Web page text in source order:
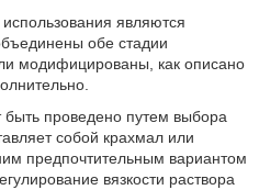
являются
обе стадии
модифицированы, как описано
быть проведено путем выбора
собой крахмал или
предпочтительным вариантом
вязкости раствора